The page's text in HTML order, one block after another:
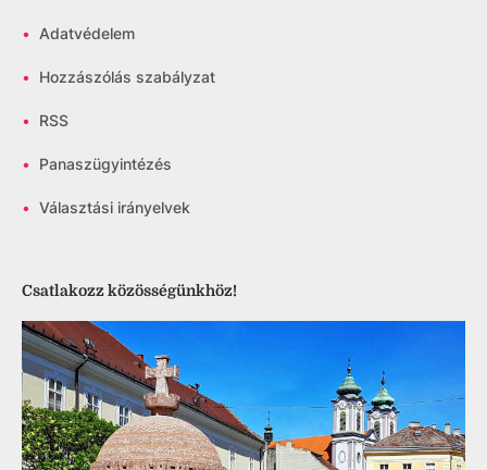
• Adatvédelem
• Hozzászólás szabályzat
• RSS
• Panaszügyintézés
• Választási irányelvek
Csatlakozz közösségünkhöz!